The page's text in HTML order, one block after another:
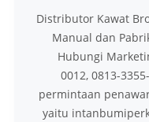
Distributor Kawat
Manual dan
Hubungi
0012, 0813-
permintaan
yaitu